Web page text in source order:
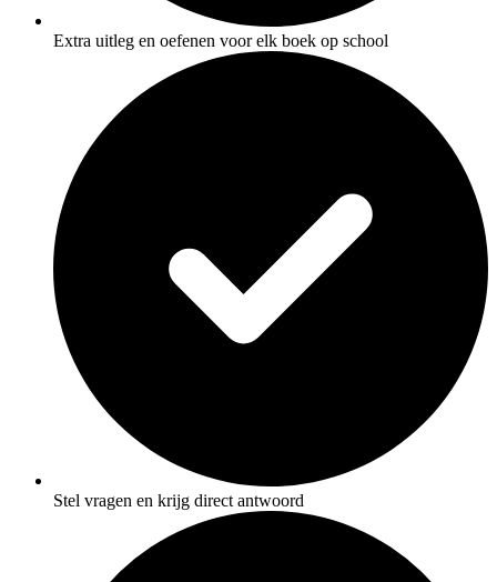
Extra uitleg en oefenen voor elk boek op school
Stel vragen en krijg direct antwoord